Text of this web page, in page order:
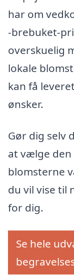
har om
-brebuket-
overskuelig
lokale
kan få
ønsker.
Gør dig selv
at vælge
blomsterne
du vil vise til
for dig.
Se hele